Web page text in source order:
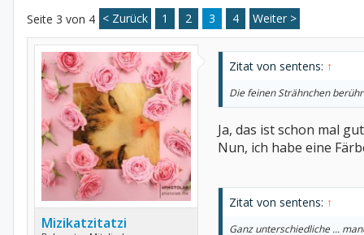
Seite 3 von 4 < Zurück 1 2 3 4 Weiter >
Mizikatzitatzi
Zitat von sentens: ↑
Die feinen Strähnchen
Ja, das ist schon mal
Nun, ich habe eine
Zitat von sentens: ↑
Ganz unterschiedliche ...